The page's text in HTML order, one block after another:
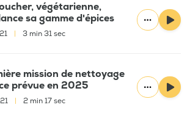
végétarienne,
sa gamme d'épices
3 min 31 sec
mission de nettoyage
prévue en 2025
2 min 17 sec